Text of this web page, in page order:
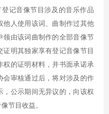
记音像节目涉及的音乐作品
他人使用该词、曲制作过其他
领由该词曲制作的全部音像节
明其独家享有登记音像节目
的证明材料，并书面承诺承
会审核通过后，将对涉及的作
公示期间无异议的，向该权
节目收益。